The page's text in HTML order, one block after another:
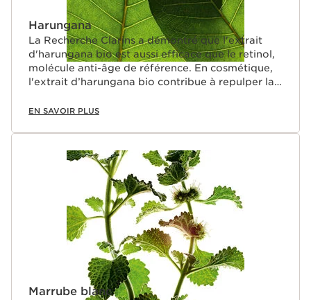
Harungana
La Recherche Clarins a démontré que l'extrait
d'harungana bio est aussi efficace que le retinol,
molécule anti-âge de référence. En cosmétique,
l'extrait d’harungana bio contribue à repulper la
EN SAVOIR PLUS
Marrube blanc